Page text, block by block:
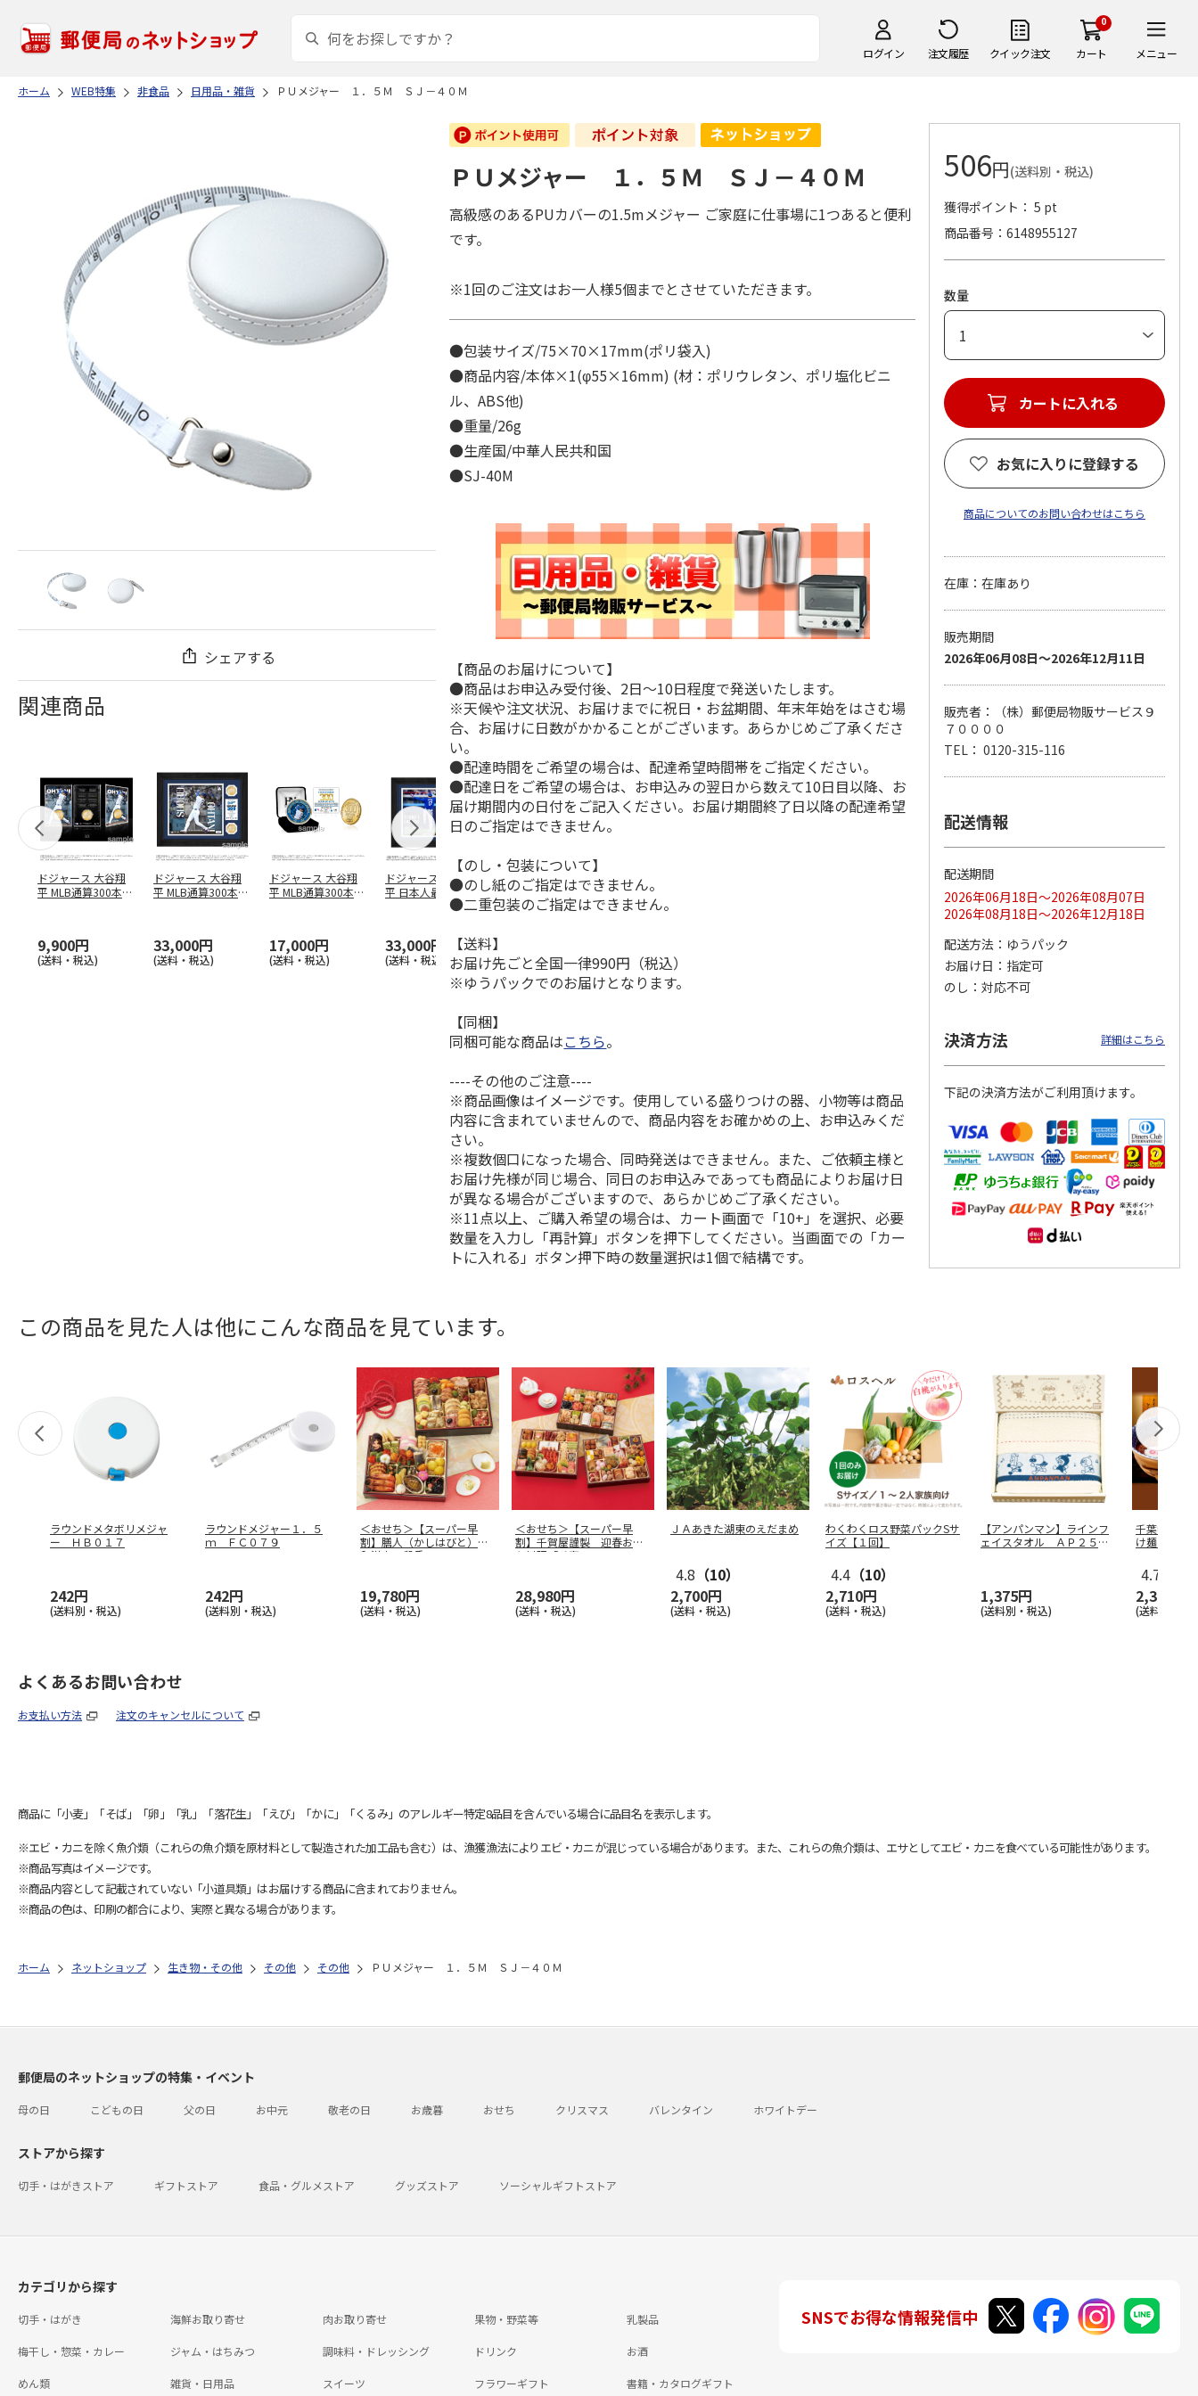
ログイン 注文履歴 クイック注文
0
カート メニュー
ホーム WEB特集 非食品 日用品・雑貨 ＰＵメジャー １．５Ｍ ＳＪ－４０Ｍ
シェアする
関連商品
ドジャース 大谷翔
平 MLB通算300本塁
9,900円
(送料・税込)
ドジャース 大谷翔
平 MLB通算300本塁
33,000円
(送料・税込)
ドジャース 大谷翔
平 MLB通算300本塁
17,000円
(送料・税込)
ドジャース 大谷翔
平 日本人最多53試
合連続出塁記念 ダ
33,000円
(送料・税込)
MLB ドジャース 大
谷翔平 2026 NL 3・
4月投手…
(送料・税込)
ドジャース 大谷翔
平 日本人最多53試
合連続出塁記念 コ
(送料・税込)
ドジャース 大谷翔
平 日本人最多53試
合連続出塁記念 シ
ル…
17,000円
(送料・税込)
谷翔平 2026 NL 3・
4月投手…
ＰＵメジャー １．５Ｍ ＳＪ－４０Ｍ
高級感のあるPUカバーの1.5mメジャー ご家庭に仕事場に1つあると便利
です。
※1回のご注文はお一人様5個までとさせていただきます。
●包装サイズ/75×70×17mm(ポリ袋入)
●商品内容/本体×1(φ55×16mm) (材：ポリウレタン、ポリ塩化ビニ
ル、ABS他)
●重量/26g
●生産国/中華人民共和国
●SJ-40M
【商品のお届けについて】
●商品はお申込み受付後、2日～10日程度で発送いたします。
※天候や注文状況、お届けまでに祝日・お盆期間、年末年始をはさむ場
合、お届けに日数がかかることがございます。あらかじめご了承くださ
い。
●配達時間をご希望の場合は、配達希望時間帯をご指定ください。
●配達日をご希望の場合は、お申込みの翌日から数えて10日目以降、お
届け期間内の日付をご記入ください。お届け期間終了日以降の配達希望
日のご指定はできません。
【のし・包装について】
●のし紙のご指定はできません。
●二重包装のご指定はできません。
【送料】
お届け先ごと全国一律990円（税込）
※ゆうパックでのお届けとなります。
【同梱】
同梱可能な商品はこちら。
----その他のご注意----
※商品画像はイメージです。使用している盛りつけの器、小物等は商品
内容に含まれていませんので、商品内容をお確かめの上、お申込みくだ
さい。
※複数個口になった場合、同時発送はできません。また、ご依頼主様と
お届け先様が同じ場合、同日のお申込みであっても商品によりお届け日
が異なる場合がございますので、あらかじめご了承ください。
※11点以上、ご購入希望の場合は、カート画面で「10+」を選択、必要
数量を入力し「再計算」ボタンを押下してください。当画面での「カー
トに入れる」ボタン押下時の数量選択は1個で結構です。
506円(送料別・税込)
獲得ポイント： 5 pt
商品番号
6148955127
数量
カートに入れる
お気に入りに登録する
商品についてのお問い合わせはこちら
在庫：在庫あり
販売期間
2026年06月08日～2026年12月11日
販売者：（株）郵便局物販サービス９
７００００
TEL： 0120-315-116
配送情報
配送期間
2026年06月18日～2026年08月07日
2026年08月18日～2026年12月18日
配送方法
ゆうパック
お届け日
指定可
のし
対応不可
決済方法 詳細はこちら
下記の決済方法がご利用頂けます。
この商品を見た人は他にこんな商品を見ています。
ラウンドメタボリメジャ
ー ＨＢ０１７
242円
(送料別・税込)
ラウンドメジャー１．５
ｍ ＦＣ０７９
242円
(送料別・税込)
＜おせち＞【スーパー早
割】膳人（かしはびと）
和洋中二段重
19,780円
(送料・税込)
＜おせち＞【スーパー早
割】千賀屋謹製 迎春おせ
ち料理「千富
28,980円
(送料・税込)
ＪＡあきた湖東のえだまめ
4.8 （10）
2,700円
(送料・税込)
わくわくロス野菜パックSサ
イズ【１回】
4.4 （10）
2,710円
(送料・税込)
【アンパンマン】ラインフ
ェイスタオル ＡＰ２５１
1,375円
(送料別・税込)
千葉中華蕎
け麺４食
4.7
2,340円
(送料・税込)
よくあるお問い合わせ
お支払い方法 注文のキャンセルについて
商品に「小麦」「そば」「卵」「乳」「落花生」「えび」「かに」「くるみ」のアレルギー特定8品目を含んでいる場合に品目名を表示します。
※エビ・カニを除く魚介類（これらの魚介類を原材料として製造された加工品も含む）は、漁獲漁法によりエビ・カニが混じっている場合があります。また、これらの魚介類は、エサとしてエビ・カニを食べている可能性があります。
※商品写真はイメージです。
※商品内容として記載されていない「小道具類」はお届けする商品に含まれておりません。
※商品の色は、印刷の都合により、実際と異なる場合があります。
ホーム ネットショップ 生き物・その他 その他 その他 ＰＵメジャー １．５Ｍ ＳＪ－４０Ｍ
郵便局のネットショップの特集・イベント
母の日 こどもの日 父の日 お中元 敬老の日 お歳暮 おせち クリスマス バレンタイン ホワイトデー
ストアから探す
切手・はがきストア ギフトストア 食品・グルメストア グッズストア ソーシャルギフトストア
カテゴリから探す
切手・はがき 海鮮お取り寄せ 肉お取り寄せ 果物・野菜等 乳製品
梅干し・惣菜・カレー ジャム・はちみつ 調味料・ドレッシング ドリンク お酒
めん類 雑貨・日用品 スイーツ フラワーギフト 書籍・カタログギフト
SNSでお得な情報発信中